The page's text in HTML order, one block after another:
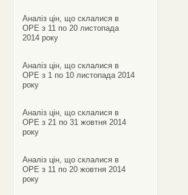
Аналіз цін, що склалися в
ОРЕ з 11 по 20 листопада
2014 року
Аналіз цін, що склалися в
ОРЕ з 1 по 10 листопада 2014
року
Аналіз цін, що склалися в
ОРЕ з 21 по 31 жовтня 2014
року
Аналіз цін, що склалися в
ОРЕ з 11 по 20 жовтня 2014
року